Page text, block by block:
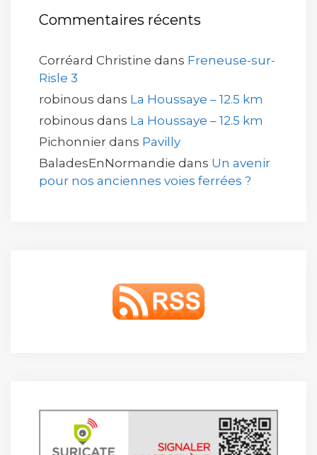
Commentaires récents
Corréard Christine dans Freneuse-sur-
Risle 3
robinous dans La Houssaye – 12.5 km
robinous dans La Houssaye – 12.5 km
Pichonnier dans Pavilly
BaladesEnNormandie dans Un avenir
pour nos anciennes voies ferrées ?